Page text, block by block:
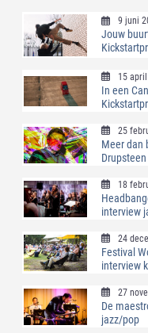
9 juni
Jouw
15
In een
25
Meer dan
18
interview
24
Festival
interview
27
De
jazz/pop